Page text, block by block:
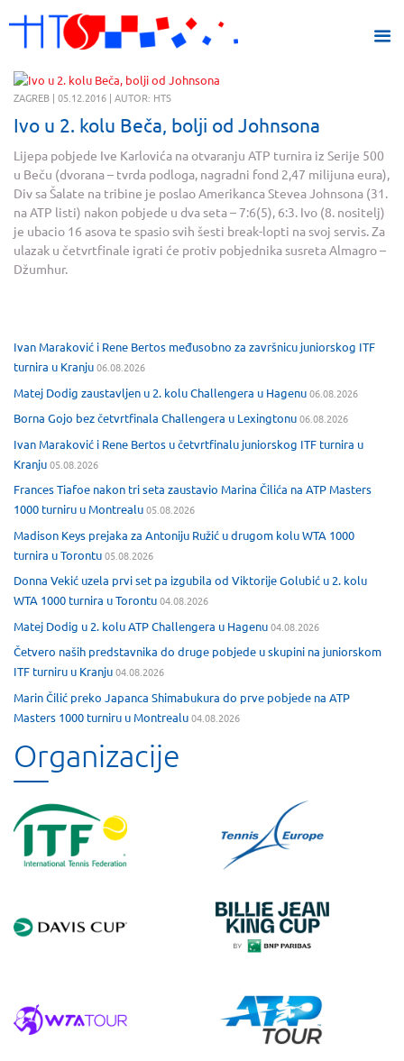
ZAGREB | 05.12.2016 | AUTOR: HTS
Ivo u 2. kolu Beča, bolji od Johnsona
Lijepa pobjede Ive Karlovića na otvaranju ATP turnira iz Serije 500
u Beču (dvorana – tvrda podloga, nagradni fond 2,47 milijuna eura),
Div sa Šalate na tribine je poslao Amerikanca Stevea Johnsona (31.
na ATP listi) nakon pobjede u dva seta – 7:6(5), 6:3. Ivo (8. nositelj)
je ubacio 16 asova te spasio svih šesti break-lopti na svoj servis. Za
ulazak u četvrtfinale igrati će protiv pobjednika susreta Almagro –
Džumhur.
Ivan Maraković i Rene Bertos međusobno za završnicu juniorskog ITF
turnira u Kranju06.08.2026
Matej Dodig zaustavljen u 2. kolu Challengera u Hagenu06.08.2026
Borna Gojo bez četvrtfinala Challengera u Lexingtonu06.08.2026
Ivan Maraković i Rene Bertos u četvrtfinalu juniorskog ITF turnira u
Kranju05.08.2026
Frances Tiafoe nakon tri seta zaustavio Marina Čilića na ATP Masters
1000 turniru u Montrealu05.08.2026
Madison Keys prejaka za Antoniju Ružić u drugom kolu WTA 1000
turnira u Torontu05.08.2026
Donna Vekić uzela prvi set pa izgubila od Viktorije Golubić u 2. kolu
WTA 1000 turnira u Torontu04.08.2026
Matej Dodig u 2. kolu ATP Challengera u Hagenu04.08.2026
Četvero naših predstavnika do druge pobjede u skupini na juniorskom
ITF turniru u Kranju04.08.2026
Marin Čilić preko Japanca Shimabukura do prve pobjede na ATP
Masters 1000 turniru u Montrealu04.08.2026
Organizacije